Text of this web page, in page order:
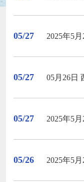
05/27 2025年5月26日
05/27 05月26日 西
05/27 2025年5月
05/26 2025年5月25